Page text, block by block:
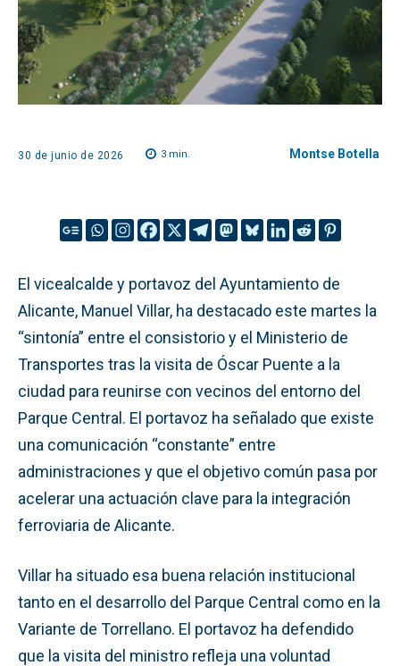
30 de junio de 2026 3min. Montse Botella
El vicealcalde y portavoz del Ayuntamiento de
Alicante, Manuel Villar, ha destacado este martes la
“sintonía” entre el consistorio y el Ministerio de
Transportes tras la visita de Óscar Puente a la
ciudad para reunirse con vecinos del entorno del
Parque Central. El portavoz ha señalado que existe
una comunicación “constante” entre
administraciones y que el objetivo común pasa por
acelerar una actuación clave para la integración
ferroviaria de Alicante.
Villar ha situado esa buena relación institucional
tanto en el desarrollo del Parque Central como en la
Variante de Torrellano. El portavoz ha defendido
que la visita del ministro refleja una voluntad